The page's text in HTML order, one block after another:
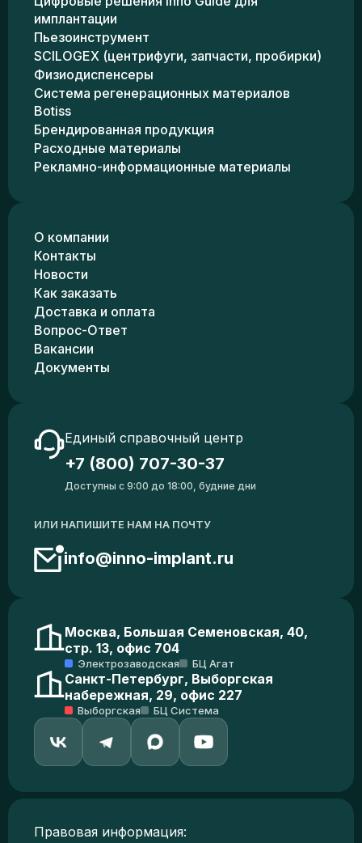
имплантации
Пьезоинструмент
SCILOGEX (центрифуги, запчасти, пробирки)
Физиодиспенсеры
Система регенерационных материалов
Botiss
Брендированная продукция
Расходные материалы
Рекламно-информационные материалы
О компании
Контакты
Новости
Как заказать
Доставка и оплата
Вопрос-Ответ
Вакансии
Документы
Единый справочный центр
+7 (800) 707-30-37
Доступны с 9:00 до 18:00, будние дни
ИЛИ НАПИШИТЕ НАМ НА ПОЧТУ
info@inno-implant.ru
Москва, Большая Семеновская, 40,
стр. 13, офис 704
Электрозаводская БЦ Агат
Санкт-Петербург, Выборгская
набережная, 29, офис 227
Выборгская БЦ Система
Правовая информация: